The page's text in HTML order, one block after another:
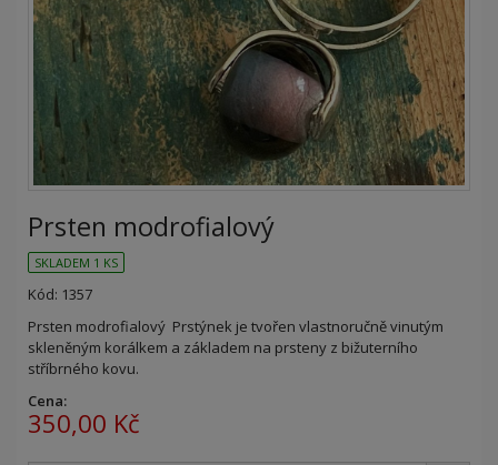
Prsten modrofialový
SKLADEM 1 KS
Kód: 1357
Prsten modrofialový Prstýnek je tvořen vlastnoručně vinutým
skleněným korálkem a základem na prsteny z bižuterního
stříbrného kovu.
Cena:
350,00 Kč